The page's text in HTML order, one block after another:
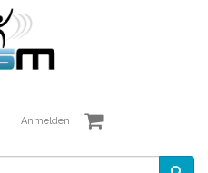
Anmelden